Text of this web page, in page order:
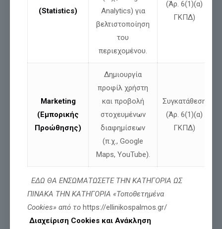
Νίκος Παπαδόπουλος: Δήλωση για ψευδές
δημοσίευμα και αποκατάσταση της
αλήθειας
Διαβάστε περισσότερα
(Statistics)
Analytics) για
βελτιστοποίηση
του
περιεχομένου.
(Άρ. 6(1)(α)
ΓΚΠΔ)
Marketing
(Εμπορικής
Προώθησης)
Δημιουργία
προφίλ χρήστη
και προβολή
στοχευμένων
διαφημίσεων
(π.χ., Google
Maps, YouTube).
Συγκατάθεση
(Άρ. 6(1)(α)
ΓΚΠΔ)
ΕΔΩ ΘΑ ΕΝΣΩΜΑΤΩΣΕΤΕ ΤΗΝ ΚΑΤΗΓΟΡΙΑ ΩΣ
ΠΙΝΑΚΑ ΤΗΝ ΚΑΤΗΓΟΡΙΑ «Τοποθετημένα
Cookies» από το https://ellinikospalmos.gr/
Διαχείριση Cookies και Ανάκληση